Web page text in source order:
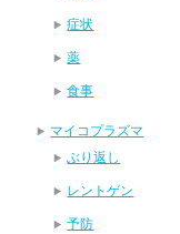
症状
薬
食事
マイコプラズマ
ぶり返し
レントゲン
予防